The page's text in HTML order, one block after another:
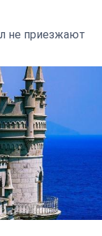
не приезжают